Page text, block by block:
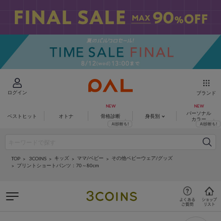
ログイン ブランド
ベストヒット オトナ 骨格診断 身長別
パーソナル
カラー
TOP 3COINS キッズ ママ/ベビー
その他ベビーウェア/グッズ
プリントショートパンツ：70～80cm